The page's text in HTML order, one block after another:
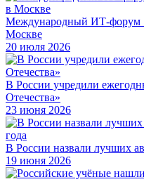
Международный ИТ-форум
Москве
20 июля 2026
В России учредили
Отечества»
23 июня 2026
В России назвали лучших
19 июня 2026